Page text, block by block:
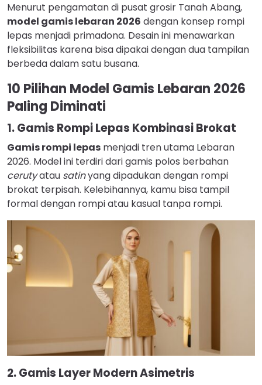
Menurut pengamatan di pusat grosir Tanah Abang,
model gamis lebaran 2026 dengan konsep rompi
lepas menjadi primadona. Desain ini menawarkan
fleksibilitas karena bisa dipakai dengan dua tampilan
berbeda dalam satu busana.
10 Pilihan Model Gamis Lebaran 2026
Paling Diminati
1. Gamis Rompi Lepas Kombinasi Brokat
Gamis rompi lepas menjadi tren utama Lebaran
2026. Model ini terdiri dari gamis polos berbahan
cerutyatau satinyang dipadukan dengan rompi
brokat terpisah. Kelebihannya, kamu bisa tampil
formal dengan rompi atau kasual tanpa rompi.
2. Gamis Layer Modern Asimetris